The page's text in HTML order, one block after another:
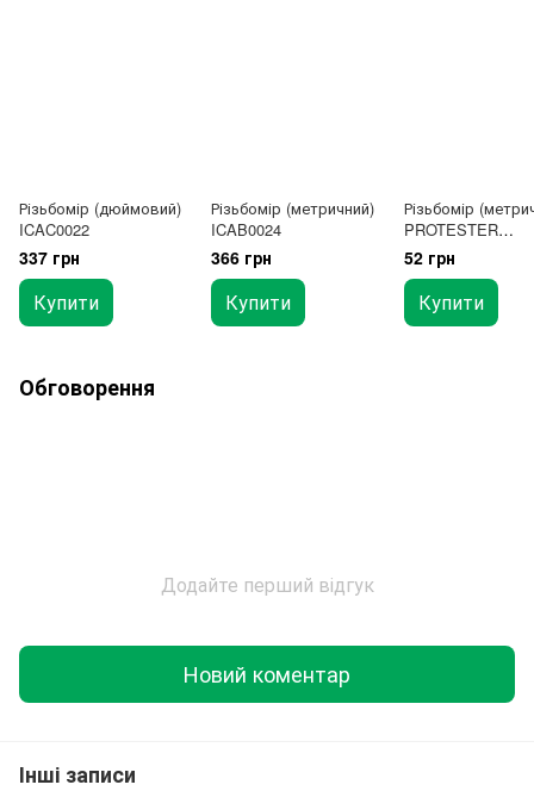
Різьбомір (дюймовий)
ICAC0022
337 грн
Купити
Різьбомір (метричний)
ICAB0024
366 грн
Купити
Різьбомір
PROTESTER
MTGS0020
52 грн
Купити
Обговорення
Додайте перший відгук
Новий коментар
Інші записи